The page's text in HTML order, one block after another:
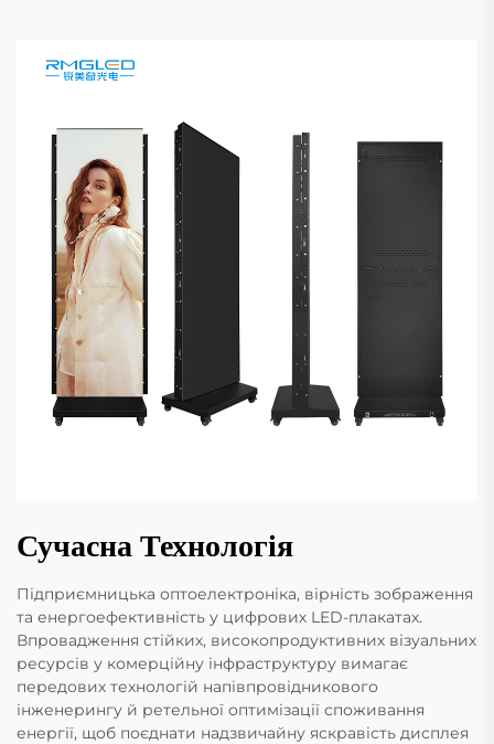
Сучасна Технологія
Підприємницька оптоелектроніка, вірність зображення
та енергоефективність у цифрових LED-плакатах.
Впровадження стійких, високопродуктивних візуальних
ресурсів у комерційну інфраструктуру вимагає
передових технологій напівпровідникового
інженерингу й ретельної оптимізації споживання
енергії, щоб поєднати надзвичайну яскравість дисплея